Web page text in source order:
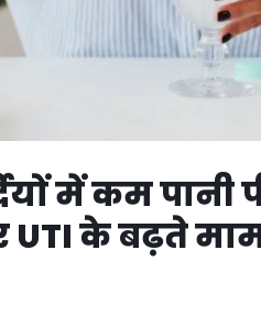
में कम पानी
के बढ़ते